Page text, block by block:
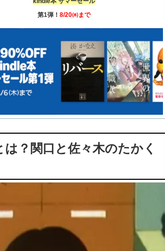
第1弾！ 8/20㈭まで
？関口と佐々木のたかく